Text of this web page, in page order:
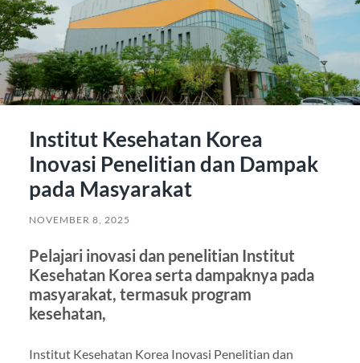
Institut Kesehatan Korea
Inovasi Penelitian dan Dampak
pada Masyarakat
NOVEMBER 8, 2025
Pelajari inovasi dan penelitian Institut
Kesehatan Korea serta dampaknya pada
masyarakat, termasuk program
kesehatan,
Institut Kesehatan Korea Inovasi Penelitian dan